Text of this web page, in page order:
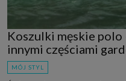
Koszulki męskie polo
innymi częściami
MÓJ STYL